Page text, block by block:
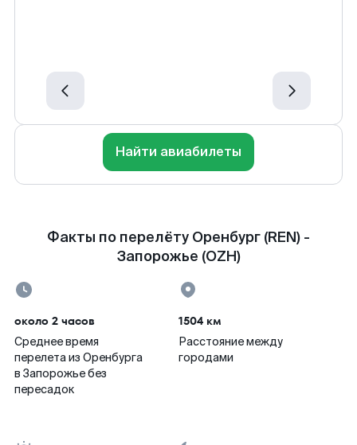
Найти авиабилеты
Факты по перелёту Оренбург (REN) -
Запорожье (OZH)
около 2 часов
Среднее время
перелета из Оренбурга
в Запорожье без
пересадок
1504 км
Расстояние между
городами